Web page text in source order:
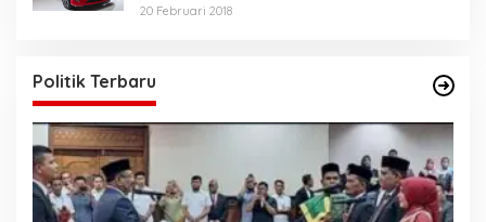
20 Februari 2018
Politik Terbaru